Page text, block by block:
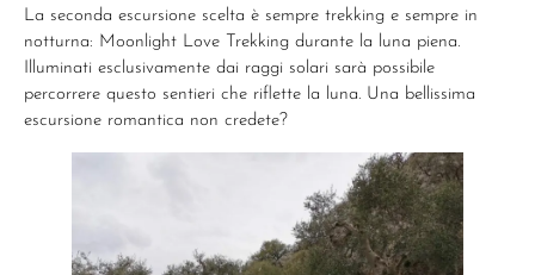
La seconda escursione scelta è sempre trekking e sempre in
notturna: Moonlight Love Trekking durante la luna piena.
Illuminati esclusivamente dai raggi solari sarà possibile
percorrere questo sentieri che riflette la luna. Una bellissima
escursione romantica non credete?